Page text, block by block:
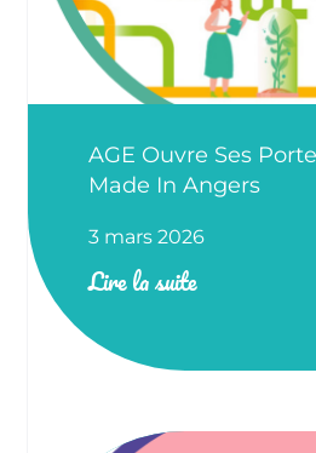
AGE Ouvre Ses
Made In Angers
3 mars 2026
Lire la suite